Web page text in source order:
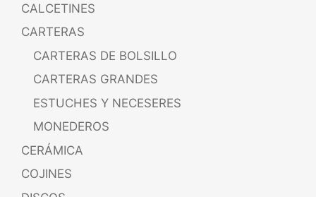
CALCETINES
CARTERAS
CARTERAS DE BOLSILLO
CARTERAS GRANDES
ESTUCHES Y NECESERES
MONEDEROS
CERÁMICA
COJINES